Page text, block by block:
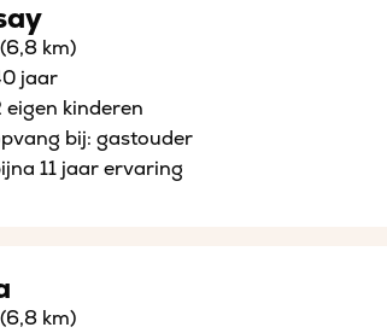
(6,8 km)
jaar
eigen kinderen
bij: gastouder
11 jaar ervaring
(6,8 km)